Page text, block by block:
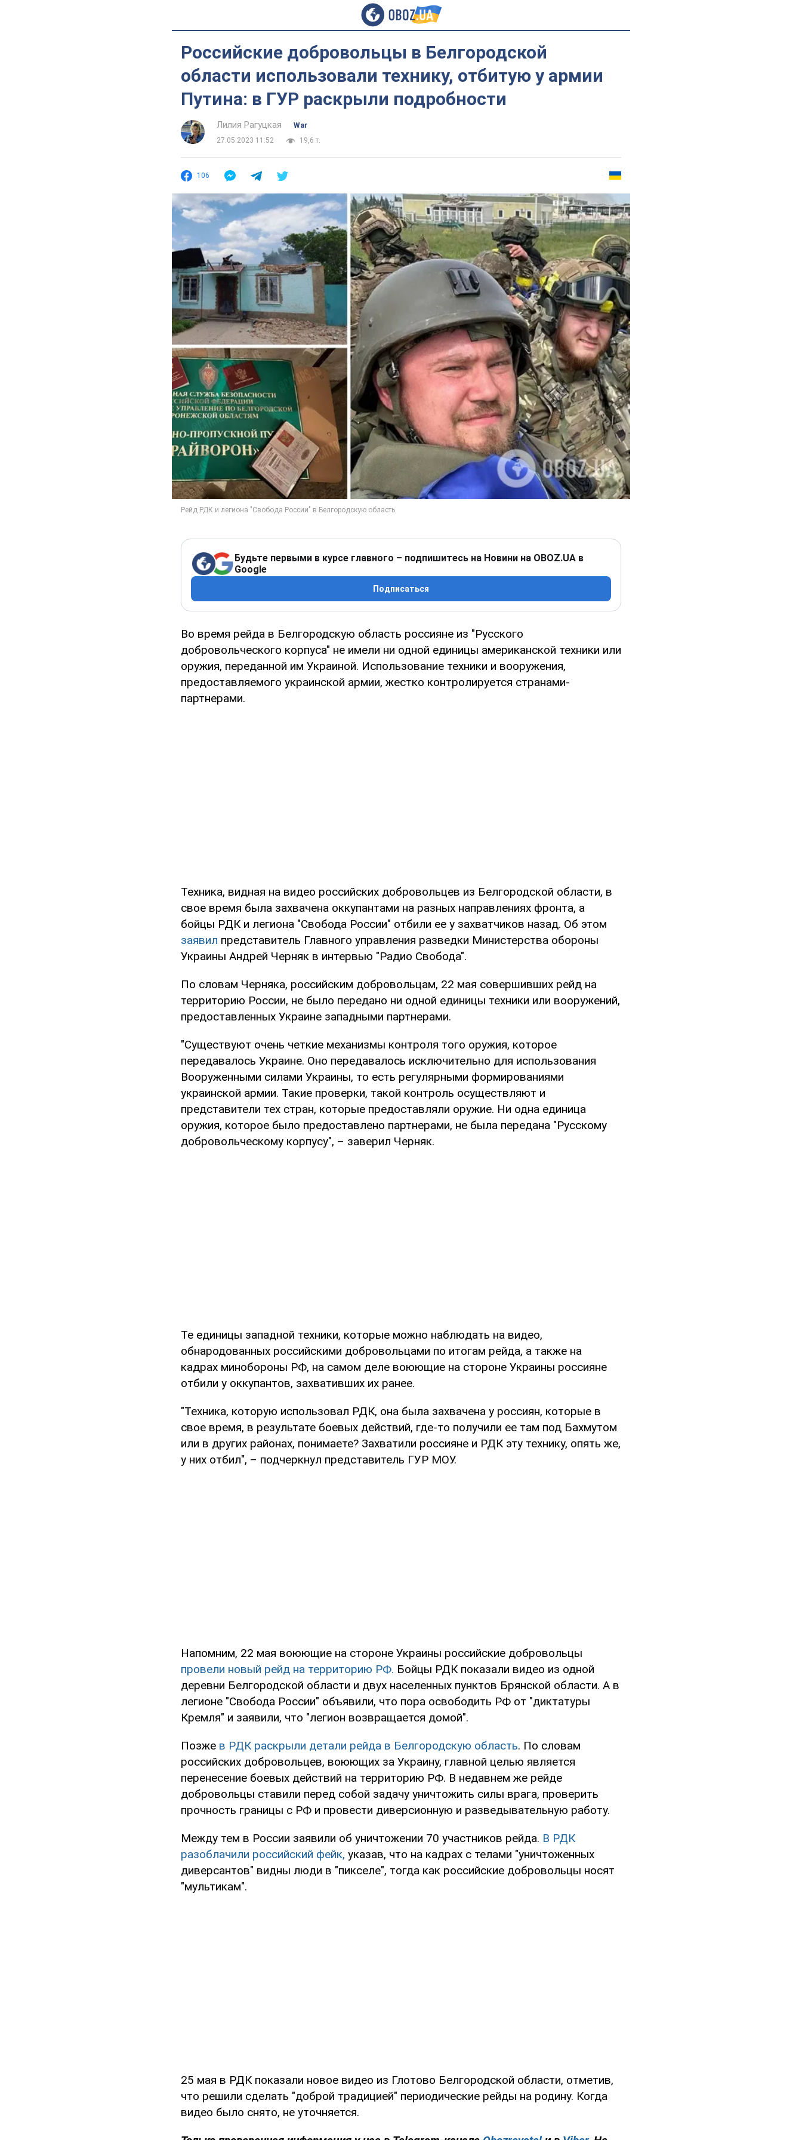
Российские добровольцы в Белгородской
области использовали технику, отбитую у армии
Путина: в ГУР раскрыли подробности
Лилия Рагуцкая
War
27.05.2023 11:52
19,6 т.
106
Будьте первыми в курсе главного – подпишитесь на Новини на OBOZ.UA в
Google
Подписаться
Во время рейда в Белгородскую область россияне из "Русского
добровольческого корпуса" не имели ни одной единицы американской техники или
оружия, переданной им Украиной. Использование техники и вооружения,
предоставляемого украинской армии, жестко контролируется странами-
партнерами.
Техника, видная на видео российских добровольцев из Белгородской области, в
свое время была захвачена оккупантами на разных направлениях фронта, а
бойцы РДК и легиона "Свобода России" отбили ее у захватчиков назад. Об этом
заявил представитель Главного управления разведки Министерства обороны
Украины Андрей Черняк в интервью "Радио Свобода".
По словам Черняка, российским добровольцам, 22 мая совершивших рейд на
территорию России, не было передано ни одной единицы техники или вооружений,
предоставленных Украине западными партнерами.
"Существуют очень четкие механизмы контроля того оружия, которое
передавалось Украине. Оно передавалось исключительно для использования
Вооруженными силами Украины, то есть регулярными формированиями
украинской армии. Такие проверки, такой контроль осуществляют и
представители тех стран, которые предоставляли оружие. Ни одна единица
оружия, которое было предоставлено партнерами, не была передана "Русскому
добровольческому корпусу", – заверил Черняк.
Те единицы западной техники, которые можно наблюдать на видео,
обнародованных российскими добровольцами по итогам рейда, а также на
кадрах минобороны РФ, на самом деле воюющие на стороне Украины россияне
отбили у оккупантов, захвативших их ранее.
"Техника, которую использовал РДК, она была захвачена у россиян, которые в
свое время, в результате боевых действий, где-то получили ее там под Бахмутом
или в других районах, понимаете? Захватили россияне и РДК эту технику, опять же,
у них отбил", – подчеркнул представитель ГУР МОУ.
Напомним, 22 мая воюющие на стороне Украины российские добровольцы
провели новый рейд на территорию РФ. Бойцы РДК показали видео из одной
деревни Белгородской области и двух населенных пунктов Брянской области. А в
легионе "Свобода России" объявили, что пора освободить РФ от "диктатуры
Кремля" и заявили, что "легион возвращается домой".
Позже в РДК раскрыли детали рейда в Белгородскую область. По словам
российских добровольцев, воюющих за Украину, главной целью является
перенесение боевых действий на территорию РФ. В недавнем же рейде
добровольцы ставили перед собой задачу уничтожить силы врага, проверить
прочность границы с РФ и провести диверсионную и разведывательную работу.
Между тем в России заявили об уничтожении 70 участников рейда. В РДК
разоблачили российский фейк, указав, что на кадрах с телами "уничтоженных
диверсантов" видны люди в "пикселе", тогда как российские добровольцы носят
"мультикам".
25 мая в РДК показали новое видео из Глотово Белгородской области, отметив,
что решили сделать "доброй традицией" периодические рейды на родину. Когда
видео было снято, не уточняется.